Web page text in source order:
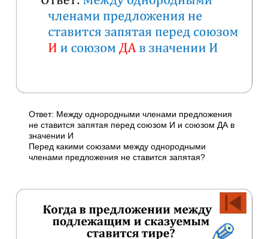
Ответ: Между однородными членами предложения
не ставится запятая перед союзом И и союзом ДА в
значении И
Перед какими союзами между однородными
членами предложения не ставится запятая?